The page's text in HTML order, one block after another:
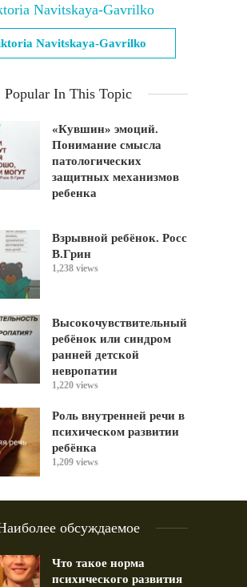
Navitskaya-Gavrilko
Navitskaya-Gavrilko
Popular In This Topic
«Кувшин» эмоций.
Понимание смысла
патологических
защитных механизмов
ребенка
Взрывной ребёнок. Росс
В.Грин
1,238 views
Высокочувствительный
ребёнок или синдром
ранней детской
невропатии
1,220 views
Роль внутренней речи в
психическом развитии
ребёнка
1,209 views
обсуждаемое
Что такое норма
психического развития